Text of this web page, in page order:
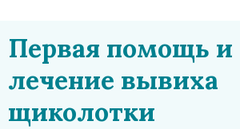
Первая помощь и
лечение вывиха
щиколотки